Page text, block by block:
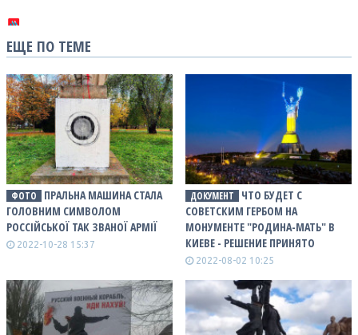
ЕЩЕ ПО ТЕМЕ
ФОТО
ПРАЛЬНА МАШИНА СТАЛА
ГОЛОВНИМ СИМВОЛОМ
РОССІЙСЬКОЇ ТАК ЗВАНОЇ АРМІЇ
2022-10-28 15:37
ДОКУМЕНТ
ЧТО БУДЕТ С
СОВЕТСКИМ ГЕРБОМ НА
МОНУМЕНТЕ "РОДИНА-МАТЬ" В
КИЕВЕ - РЕШЕНИЕ ПРИНЯТО
2022-08-02 10:25